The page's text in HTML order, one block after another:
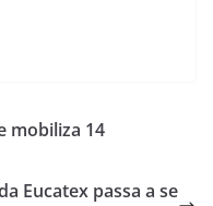
mobiliza 14
Eucatex passa a se